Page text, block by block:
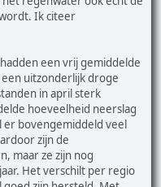
Ik citeer
een vrij gemiddelde
uitzonderlijk droge
in april sterk
hoeveelheid neerslag
er bovengemiddeld veel
zijn de
maar ze zijn nog
Het verschilt per regio